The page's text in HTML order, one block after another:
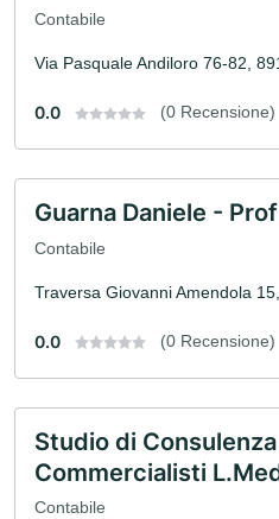
Contabile
Via Pasquale Andiloro 76-82,
0.0 (0 Recensione)
Guarna Daniele - Prof
Contabile
Traversa Giovanni Amendola
0.0 (0 Recensione)
Studio di
Commercialisti
Contabile